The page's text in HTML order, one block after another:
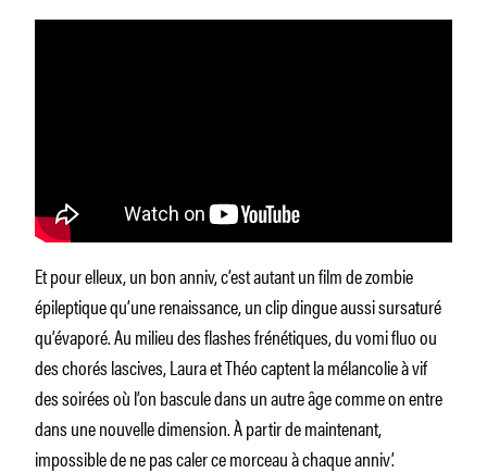
Et pour elleux, un bon anniv, c’est autant un film de zombie
épileptique qu’une renaissance, un clip dingue aussi sursaturé
qu’évaporé. Au milieu des flashes frénétiques, du vomi fluo ou
des chorés lascives, Laura et Théo captent la mélancolie à vif
des soirées où l’on bascule dans un autre âge comme on entre
dans une nouvelle dimension. À partir de maintenant,
impossible de ne pas caler ce morceau à chaque anniv’.